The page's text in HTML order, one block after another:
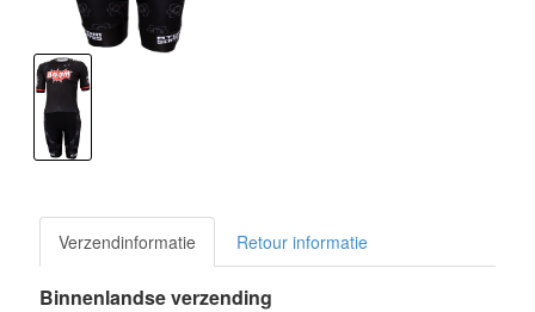
Verzendinformatie Retour informatie
Binnenlandse verzending